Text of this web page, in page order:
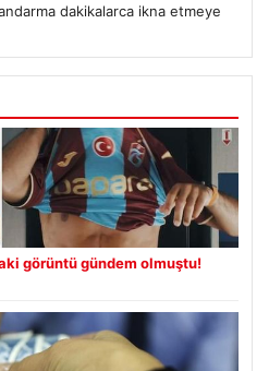
dakikalarca ikna etmeye
görüntü gündem olmuştu!